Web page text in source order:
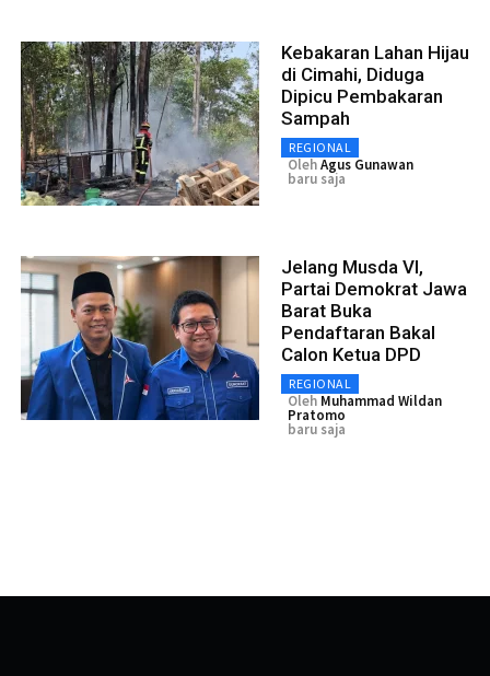
Kebakaran Lahan Hijau
di Cimahi, Diduga
Dipicu Pembakaran
Sampah
REGIONAL
OlehAgus Gunawan
baru saja
Jelang Musda VI,
Partai Demokrat Jawa
Barat Buka
Pendaftaran Bakal
Calon Ketua DPD
REGIONAL
Oleh Muhammad Wildan
Pratomo
baru saja